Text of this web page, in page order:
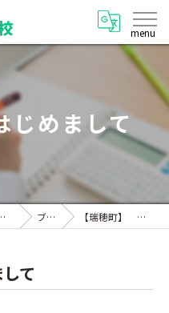
めまして
☆ゼミナール 羽村校」 ブログ 【瑞穂町】 はじめまして
て